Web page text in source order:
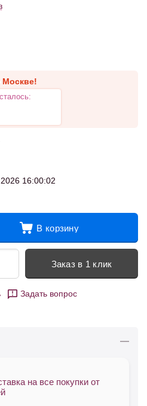
Москве!
16:00:02
В корзину
Заказ в 1 клик
Задать вопрос
на все покупки от